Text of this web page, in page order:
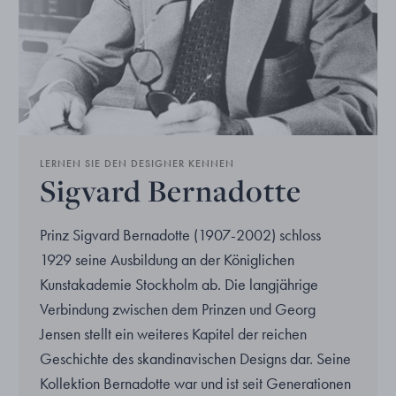
LERNEN SIE DEN DESIGNER KENNEN
Sigvard Bernadotte
Prinz Sigvard Bernadotte (1907-2002) schloss
1929 seine Ausbildung an der Königlichen
Kunstakademie Stockholm ab. Die langjährige
Verbindung zwischen dem Prinzen und Georg
Jensen stellt ein weiteres Kapitel der reichen
Geschichte des skandinavischen Designs dar. Seine
Kollektion Bernadotte war und ist seit Generationen